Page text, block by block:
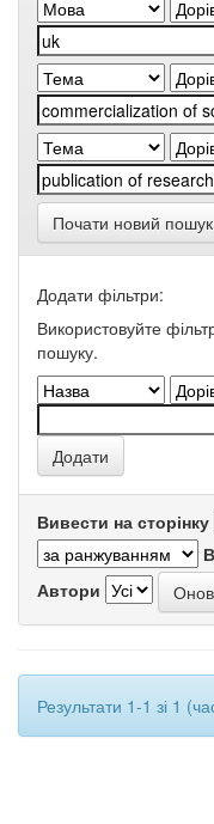
Почати новий пошук
Додати фільтри:
Використовуйте
пошуку.
Вивести на сторінку
Автори
Результати 1-1 зі 1